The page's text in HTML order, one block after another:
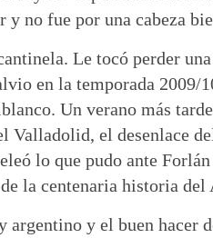
no fue por una cabeza
Le tocó perder
en la temporada 2009/
Un verano más
Valladolid, el desenlace
lo que pudo ante
la centenaria historia
y el buen hacer